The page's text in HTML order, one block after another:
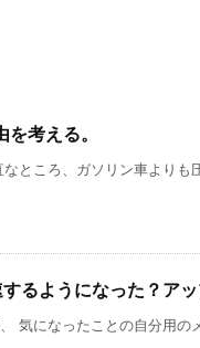
考える。
ところ、ガソリン車よりも
するようになった？ア
気になったことの自分用の